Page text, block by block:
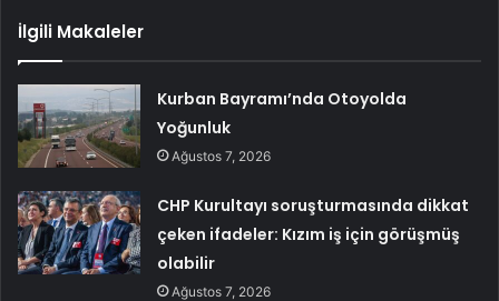
İlgili Makaleler
Kurban Bayramı’nda Otoyolda
Yoğunluk
Ağustos 7, 2026
CHP Kurultayı soruşturmasında dikkat
çeken ifadeler: Kızım iş için görüşmüş
olabilir
Ağustos 7, 2026